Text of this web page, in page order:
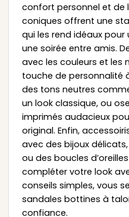
confort personnel et de
coniques offrent une
qui les rend idéaux
une soirée entre amis.
avec les couleurs et les
touche de personnalité
des tons neutres
un look classique, ou
imprimés audacieux
original. Enfin,
avec des bijoux
ou des boucles
compléter votre look
conseils simples, vous
sandales bottines à
confiance.